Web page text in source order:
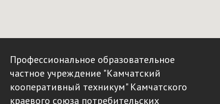
Профессиональное образовательное
частное учреждение "Камчатский
кооперативный техникум" Камчатского
краевого союза потребительских